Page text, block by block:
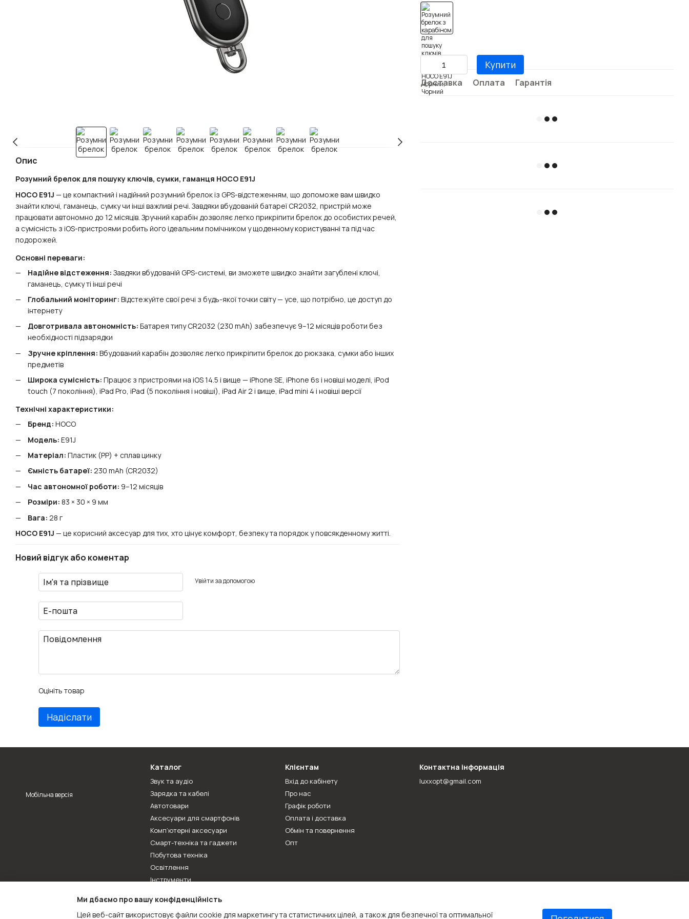
Опис
Розумний брелок для пошуку ключів, сумки, гаманця HOCO E91J
HOCO E91J — це компактний і надійний розумний брелок із GPS-відстеженням, що допоможе вам швидко
знайти ключі, гаманець, сумку чи інші важливі речі. Завдяки вбудованій батареї CR2032, пристрій може
працювати автономно до 12 місяців. Зручний карабін дозволяє легко прикріпити брелок до особистих речей,
а сумісність з iOS-пристроями робить його ідеальним помічником у щоденному користуванні та під час
подорожей.
Основні переваги:
Надійне відстеження: Завдяки вбудованій GPS-системі, ви зможете швидко знайти загублені ключі,
гаманець, сумку ті інші речі
Глобальний моніторинг: Відстежуйте свої речі з будь-якої точки світу — усе, що потрібно, це доступ до
інтернету
Довготривала автономність: Батарея типу CR2032 (230 mAh) забезпечує 9–12 місяців роботи без
необхідності підзарядки
Зручне кріплення: Вбудований карабін дозволяє легко прикріпити брелок до рюкзака, сумки або інших
предметів
Широка сумісність: Працює з пристроями на iOS 14.5 і вище — iPhone SE, iPhone 6s і новіші моделі, iPod
touch (7 покоління), iPad Pro, iPad (5 покоління і новіші), iPad Air 2 і вище, iPad mini 4 і новіші версії
Технічні характеристики:
Бренд: HOCO
Модель: E91J
Матеріал: Пластик (PP) + сплав цинку
Ємність батареї: 230 mAh (CR2032)
Час автономної роботи: 9–12 місяців
Розміри: 83 × 30 × 9 мм
Вага: 28 г
HOCO E91J — це корисний аксесуар для тих, хто цінує комфорт, безпеку та порядок у повсякденному житті.
Новий відгук або коментар
Увійти за допомогою
Оцініть товар
Надіслати
Купити
Доставка Оплата Гарантія
Мобільна версія
Каталог
Звук та аудіо
Зарядка та кабелі
Автотовари
Аксесуари для смартфонів
Комп’ютерні аксесуари
Смарт-техніка та гаджети
Побутова техніка
Освітлення
Інструменти
Дитячі гаджети
Електрофурнітура
Клієнтам
Вхід до кабінету
Про нас
Графік роботи
Оплата і доставка
Обмін та повернення
Опт
Контактна інформація
luxxopt@gmail.com
Ми дбаємо про вашу конфіденційність
Цей веб-сайт використовує файли cookie для маркетингу та статистичних цілей, а також для безпечної та оптимальної